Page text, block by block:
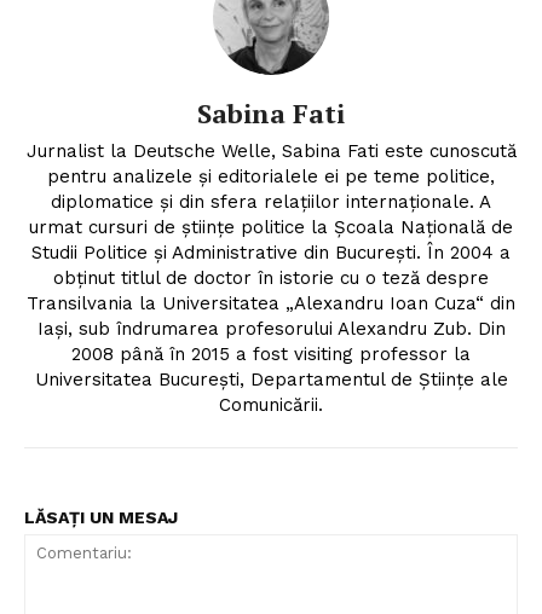
Sabina Fati
Jurnalist la Deutsche Welle, Sabina Fati este cunoscută
pentru analizele şi editorialele ei pe teme politice,
diplomatice şi din sfera relaţiilor internaţionale. A
urmat cursuri de ştiinţe politice la Şcoala Naţională de
Studii Politice şi Administrative din Bucureşti. În 2004 a
obţinut titlul de doctor în istorie cu o teză despre
Transilvania la Universitatea „Alexandru Ioan Cuza“ din
Iaşi, sub îndrumarea profesorului Alexandru Zub. Din
2008 până în 2015 a fost visiting professor la
Universitatea Bucureşti, Departamentul de Ştiinţe ale
Comunicării.
LĂSAȚI UN MESAJ